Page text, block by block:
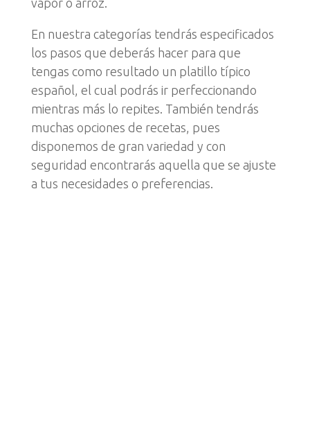
vapor o arroz.
En nuestra categorías tendrás especificados
los pasos que deberás hacer para que
tengas como resultado un platillo típico
español, el cual podrás ir perfeccionando
mientras más lo repites. También tendrás
muchas opciones de recetas, pues
disponemos de gran variedad y con
seguridad encontrarás aquella que se ajuste
a tus necesidades o preferencias.